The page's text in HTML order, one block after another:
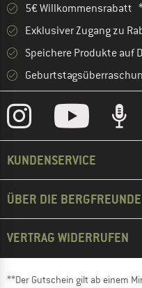
5€ Willkommensrabatt
Exklusiver Zugang zu
Speichere Produkte auf
KUNDENSERVICE
ÜBER DIE BERGFREUNDE
VERTRAG WIDERRUFEN
**Der Gutschein gilt ab einem